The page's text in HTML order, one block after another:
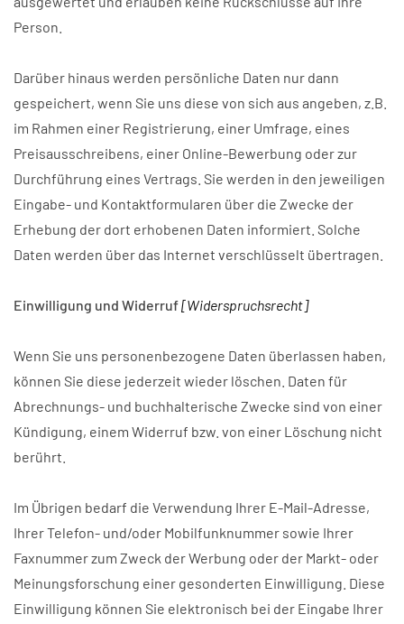
Person.
Darüber hinaus werden persönliche Daten nur dann
gespeichert, wenn Sie uns diese von sich aus angeben, z.B.
im Rahmen einer Registrierung, einer Umfrage, eines
Preisausschreibens, einer Online-Bewerbung oder zur
Durchführung eines Vertrags. Sie werden in den jeweiligen
Eingabe- und Kontaktformularen über die Zwecke der
Erhebung der dort erhobenen Daten informiert. Solche
Daten werden über das Internet verschlüsselt übertragen.
Einwilligung und Widerruf[Widerspruchsrecht]
Wenn Sie uns personenbezogene Daten überlassen haben,
können Sie diese jederzeit wieder löschen. Daten für
Abrechnungs- und buchhalterische Zwecke sind von einer
Kündigung, einem Widerruf bzw. von einer Löschung nicht
berührt.
Im Übrigen bedarf die Verwendung Ihrer E-Mail-Adresse,
Ihrer Telefon- und/oder Mobilfunknummer sowie Ihrer
Faxnummer zum Zweck der Werbung oder der Markt- oder
Meinungsforschung einer gesonderten Einwilligung. Diese
Einwilligung können Sie elektronisch bei der Eingabe Ihrer